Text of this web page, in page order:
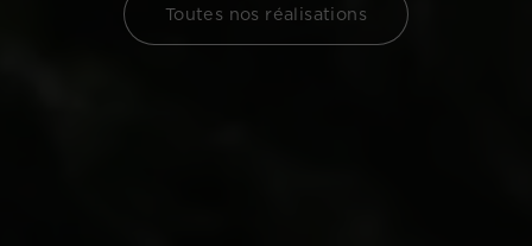
Toutes nos réalisations